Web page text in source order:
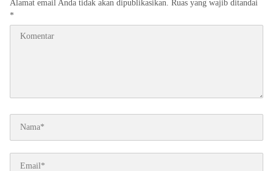
Alamat email Anda tidak akan dipublikasikan. Ruas yang wajib ditandai
*